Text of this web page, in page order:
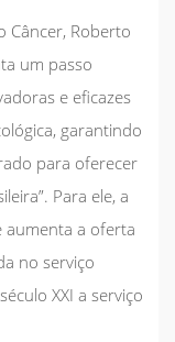
Câncer, Roberto
um passo
e eficazes
garantindo
para oferecer
Para ele, a
aumenta a oferta
no serviço
XXI a serviço